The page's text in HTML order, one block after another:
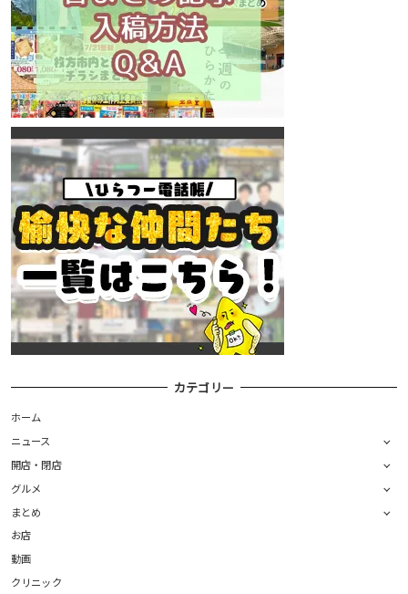
カテゴリー
ホーム
ニュース
開店・閉店
グルメ
まとめ
お店
動画
クリニック